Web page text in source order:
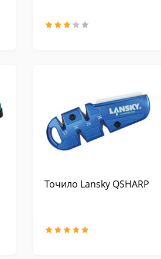
Точило Lansky QSHARP